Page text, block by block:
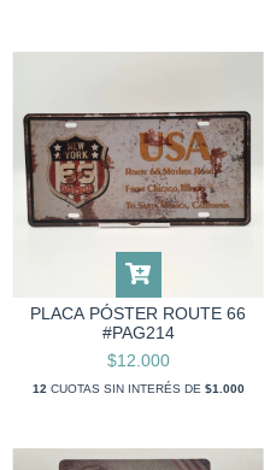
PLACA PÓSTER ROUTE 66
#PAG214
$12.000
12 CUOTAS SIN INTERÉS DE $1.000